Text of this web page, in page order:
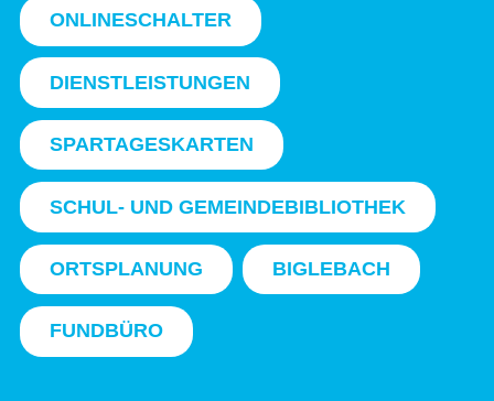
ONLINESCHALTER
DIENSTLEISTUNGEN
SPARTAGESKARTEN
SCHUL- UND GEMEINDEBIBLIOTHEK
ORTSPLANUNG BIGLEBACH
FUNDBÜRO